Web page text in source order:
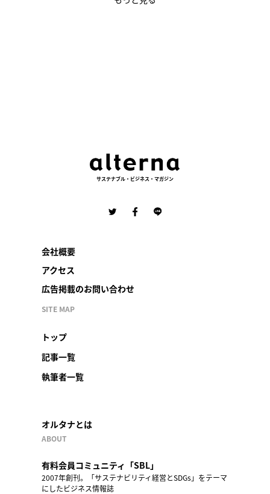
サステナブル・ビジネス・マガジン
会社概要
アクセス
広告掲載のお問い合わせ
SITE MAP
トップ
記事一覧
執筆者一覧
オルタナとは
ABOUT
有料会員コミュニティ「SBL」
2007年創刊。「サステナビリティ経営とSDGs」をテーマ
にしたビジネス情報誌